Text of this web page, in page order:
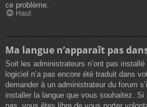
ce problème.
Haut
Ma langue n’apparaît pas
Soit les administrateurs n’ont pas
logiciel n’a pas encore été traduit dans
demander à un administrateur du forum
installer la langue que vous souhaitez. Si